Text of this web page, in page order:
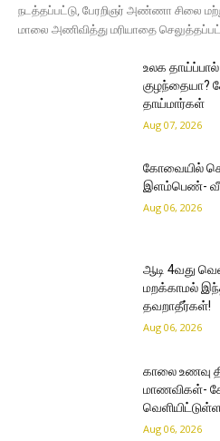
நடத்தப்பட்டு, பேரறிஞர் அண்ணா சிலை
மாலை அணிவித்து மரியாதை
உலக
குழந்தையா?
தாய்மார்கள்
Aug 07, 2026
கோவையில்
இளம்பெண்-
Aug 06, 2026
ஆடி 4வது
மறக்காமல்
தவறாதீர்கள்!
Aug 06, 2026
காலை உணவு
மாணவிகள்-
Aug 06, 2026